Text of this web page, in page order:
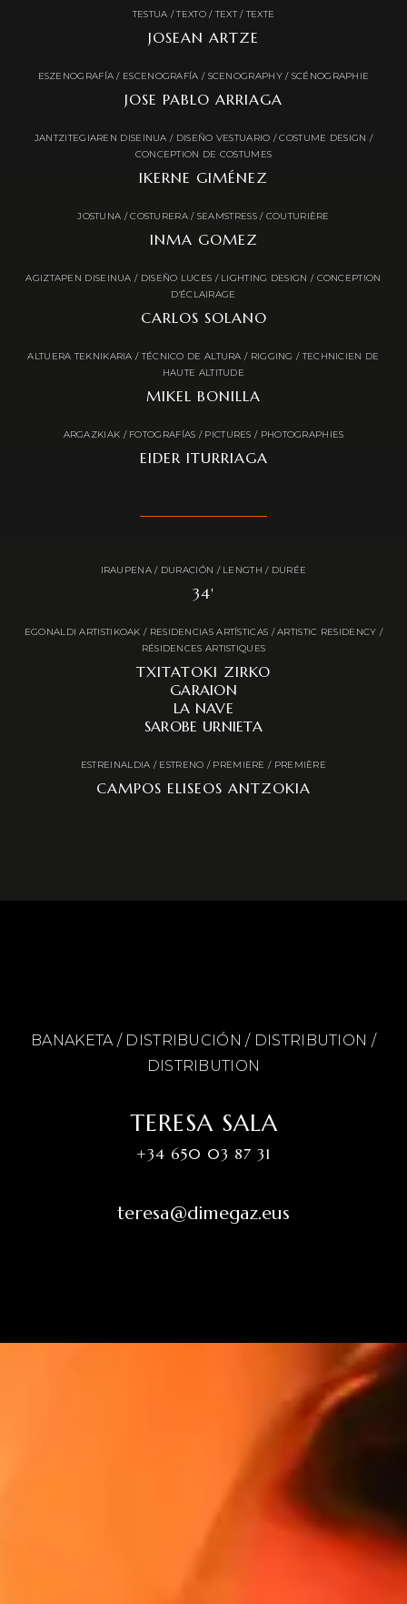
TESTUA / TEXTO / TEXT / TEXTE
JOSEAN ARTZE
ESZENOGRAFÍA / ESCENOGRAFÍA / SCENOGRAPHY / SCÉNOGRAPHIE
JOSE PABLO ARRIAGA
JANTZITEGIAREN DISEINUA / DISEÑO VESTUARIO / COSTUME DESIGN /
CONCEPTION DE COSTUMES
IKERNE GIMÉNEZ
JOSTUNA / COSTURERA / SEAMSTRESS / COUTURIÈRE
INMA GOMEZ
AGIZTAPEN DISEINUA / DISEÑO LUCES / LIGHTING DESIGN / CONCEPTION
D'ÉCLAIRAGE
CARLOS SOLANO
ALTUERA TEKNIKARIA / TÉCNICO DE ALTURA / RIGGING / TECHNICIEN DE
HAUTE ALTITUDE
MIKEL BONILLA
ARGAZKIAK / FOTOGRAFÍAS / PICTURES / PHOTOGRAPHIES
EIDER ITURRIAGA
IRAUPENA / DURACIÓN / LENGTH / DURÉE
34'
EGONALDI ARTISTIKOAK / RESIDENCIAS ARTÍSTICAS / ARTISTIC RESIDENCY /
RÉSIDENCES ARTISTIQUES
TXITATOKI ZIRKO
GARAION
LA NAVE
SAROBE URNIETA
ESTREINALDIA / ESTRENO / PREMIERE / PREMIÈRE
CAMPOS ELISEOS ANTZOKIA
BANAKETA / DISTRIBUCIÓN / DISTRIBUTION /
DISTRIBUTION
TERESA SALA
+34 650 03 87 31
teresa@dimegaz.eus